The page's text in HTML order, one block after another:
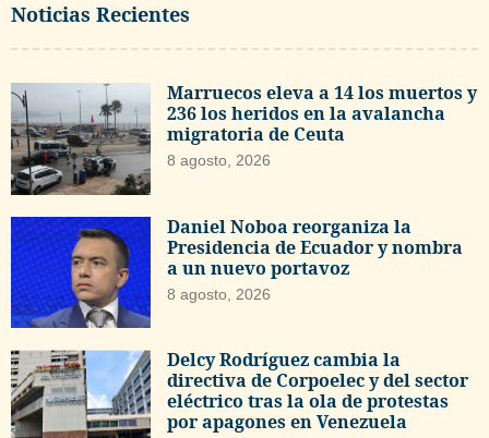
Noticias Recientes
Marruecos eleva a 14 los muertos y
236 los heridos en la avalancha
migratoria de Ceuta
8 agosto, 2026
Daniel Noboa reorganiza la
Presidencia de Ecuador y nombra
a un nuevo portavoz
8 agosto, 2026
Delcy Rodríguez cambia la
directiva de Corpoelec y del sector
eléctrico tras la ola de protestas
por apagones en Venezuela